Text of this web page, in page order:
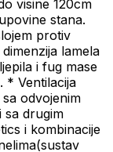
visine 120cm
stana.
protiv
lamela
i fug mase
* Ventilacija
odvojenim
sa drugim
i kombinacije